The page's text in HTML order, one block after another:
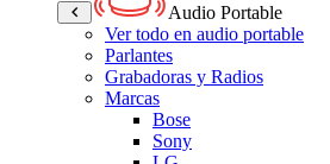
Audio Portable
Ver todo en audio portable
Parlantes
Grabadoras y Radios
Marcas
Bose
Sony